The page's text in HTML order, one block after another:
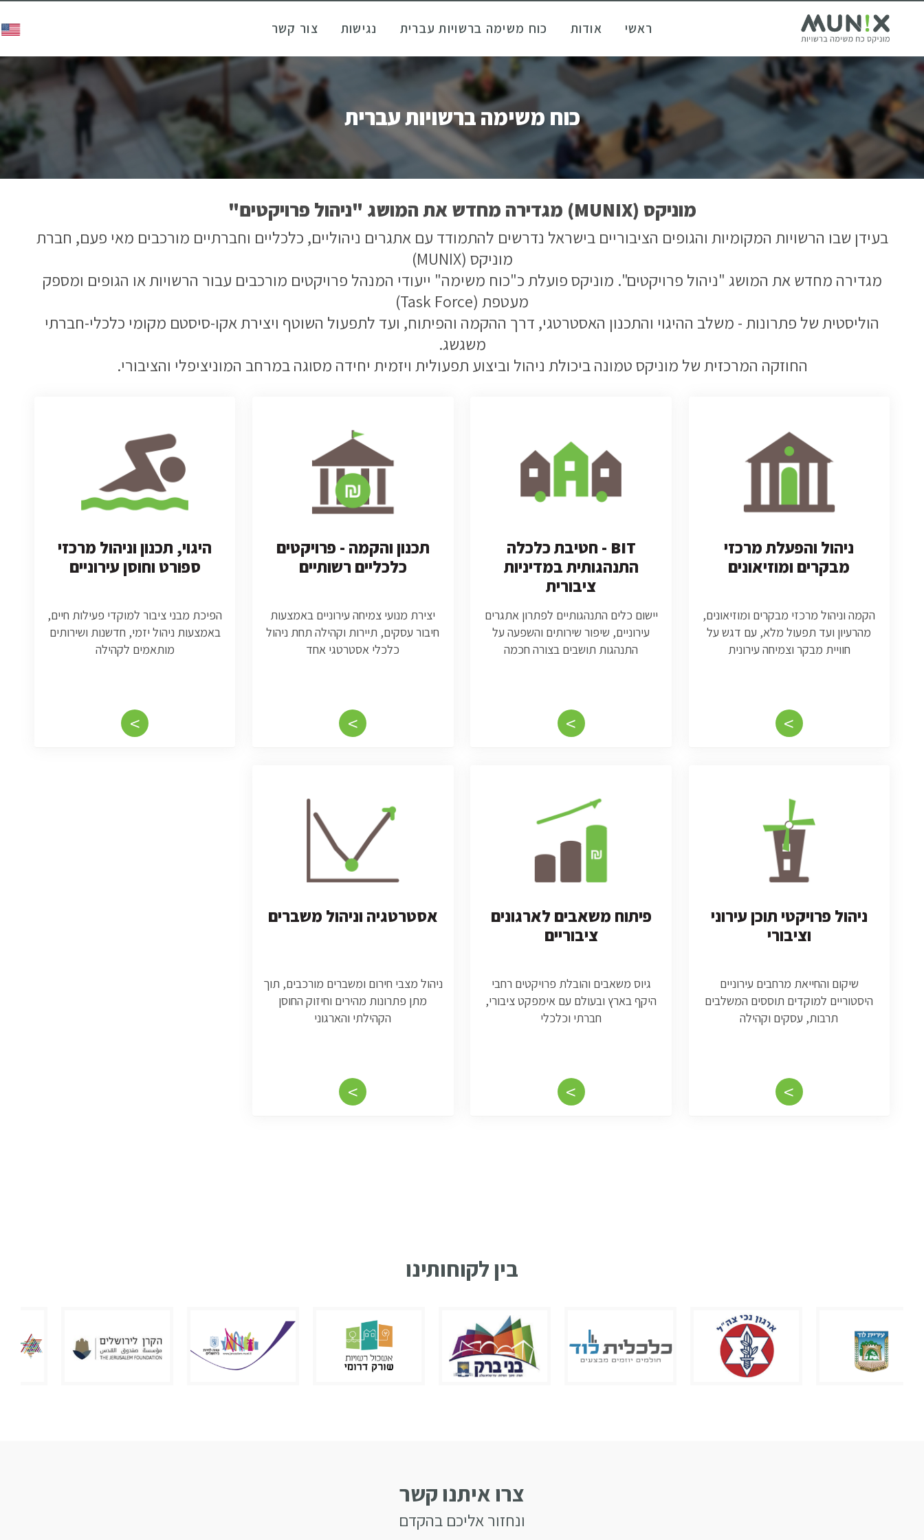
ראשי אודות כוח משימה ברשויות עברית נגישות צור קשר
כוח משימה ברשויות עברית
מוניקס (MUNIX) מגדירה מחדש את המושג "ניהול פרויקטים"
בעידן שבו הרשויות המקומיות והגופים הציבוריים בישראל נדרשים להתמודד עם אתגרים ניהוליים, כלכליים וחברתיים מורכבים מאי פעם, חברת
מוניקס (MUNIX)
מגדירה מחדש את המושג "ניהול פרויקטים". מוניקס פועלת כ"כוח משימה" ייעודי המנהל פרויקטים מורכבים עבור הרשויות או הגופים ומספק
מעטפת (Task Force)
הוליסטית של פתרונות - משלב ההיגוי והתכנון האסטרטגי, דרך ההקמה והפיתוח, ועד לתפעול השוטף ויצירת אקו-סיסטם מקומי כלכלי-חברתי
משגשג.
החוזקה המרכזית של מוניקס טמונה ביכולת ניהול וביצוע תפעולית ויזמית יחידה מסוגה במרחב המוניציפלי והציבורי.
ניהול והפעלת מרכזי
מבקרים ומוזיאונים
הקמה וניהול מרכזי מבקרים ומוזיאונים,
מהרעיון ועד תפעול מלא, עם דגש על
חוויית מבקר וצמיחה עירונית
<
BIT - חטיבת כלכלה
התנהגותית במדיניות
ציבורית
יישום כלים התנהגותיים לפתרון אתגרים
עירוניים, שיפור שירותים והשפעה על
התנהגות תושבים בצורה חכמה
<
תכנון והקמה - פרויקטים
כלכליים רשותיים
יצירת מנועי צמיחה עירוניים באמצעות
חיבור עסקים, תיירות וקהילה תחת ניהול
כלכלי אסטרטגי אחד
<
היגוי, תכנון וניהול מרכזי
ספורט וחוסן עירוניים
הפיכת מבני ציבור למוקדי פעילות חיים,
באמצעות ניהול יזמי, חדשנות ושירותים
מותאמים לקהילה
<
ניהול פרויקטי תוכן עירוני
וציבורי
שיקום והחייאת מרחבים עירוניים
היסטוריים למוקדים תוססים המשלבים
תרבות, עסקים וקהילה
<
פיתוח משאבים לארגונים
ציבוריים
גיוס משאבים והובלת פרויקטים רחבי
היקף בארץ ובעולם עם אימפקט ציבורי,
חברתי וכלכלי
<
אסטרטגיה וניהול משברים
ניהול מצבי חירום ומשברים מורכבים, תוך
מתן פתרונות מהירים וחיזוק החוסן
הקהילתי והארגוני
<
בין לקוחותינו
צרו איתנו קשר
ונחזור אליכם בהקדם